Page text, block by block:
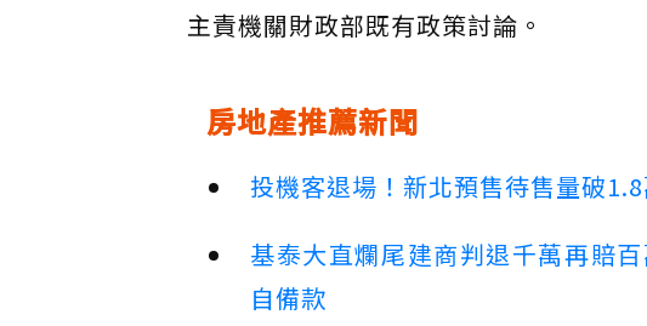
主責機關財政部既有政策討論。
房地產推薦新聞
投機客退場！新北預售待售量破
基泰大直爛尾建商判退千萬再賠
自備款